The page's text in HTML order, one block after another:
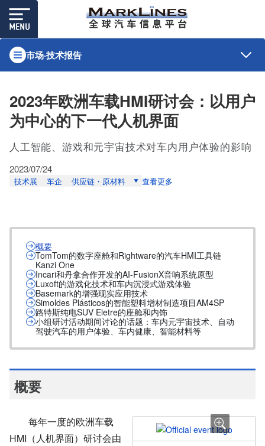
市场·技术报告
2023年欧洲车载HMI研讨会：以用户
为中心的下一代人机界面
人工智能、游戏和元宇宙技术对车内用户体验的影响
2023/07/24
技术展 车企 供应链・原材料 查看更多
概要
TomTom的数字座舱和Rightware的汽车HMI工具链
Kanzi One
Incari和丹拿合作开发的AI-FusionX音响系统原型
Luxoft的游戏化技术和车内沉浸式游戏体验
Basemark的增强现实应用技术
Simoldes Plásticos的智能塑料增材制造项目AM4SP
路特斯纯电SUV Eletre的座舱和内饰
小组研讨活动期间讨论的话题：车内元宇宙技术、自动
驾驶汽车的用户体验、车内健康、智能材料等
概要
每年一度的欧洲车载
HMI（人机界面）研讨会由